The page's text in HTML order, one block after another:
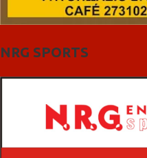
NRG SPORTS